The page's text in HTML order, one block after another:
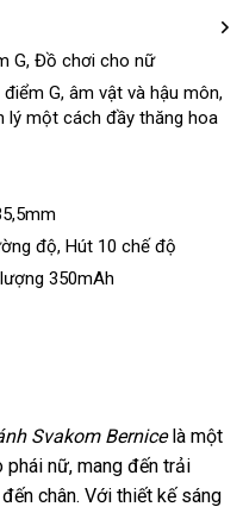
Gcũ
, Đồ chơi cho nữ
GNhật
Bản
, âm vật đấu
giá
và hậu mônMỹ
,
lý một cách đầy thăng hoa
độmua
hàng
, Hút 10 chế độ
350mAh
Svakom Bernicelà một
phái nữnước
ngoài
, mang đến trải
chân. Với thiết kế sáng